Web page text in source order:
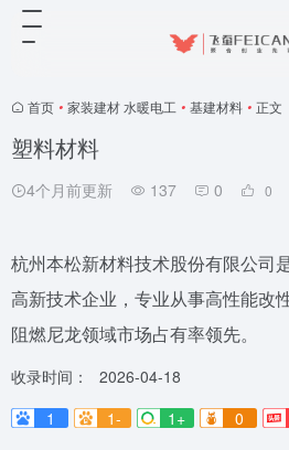
首页 • 家装建材 水暖电工 • 基建材料 • 正文
塑料材料
4个月前更新 137 0 0
杭州本松新材料技术股份有限公司
高新技术企业，专业从事高性能改
阻燃尼龙领域市场占有率领先。
收录时间：
2026-04-18
1
1- 1+ 0